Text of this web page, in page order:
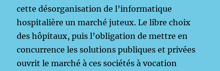
cette désorganisation de l’informatique
hospitalière un marché juteux. Le libre choix
des hôpitaux, puis l’obligation de mettre en
concurrence les solutions publiques et privées
ouvrit le marché à ces sociétés à vocation